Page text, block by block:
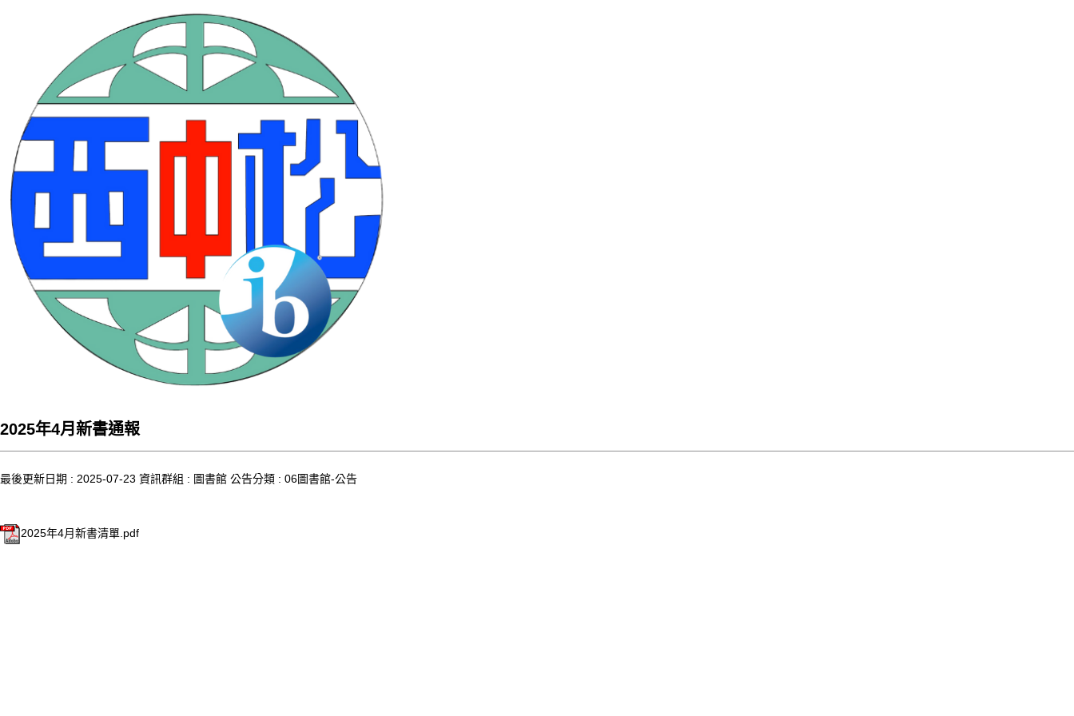
2025年4月新書通報
最後更新日期 : 2025-07-23 資訊群組 : 圖書館 公告分類 : 06圖書館-公告
2025年4月新書清單.pdf